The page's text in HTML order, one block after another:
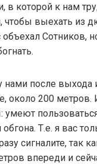
в которой к нам
чтобы выехать из
Сотников,
нами после
около 200 метров.
умеют
Т.е. я вас
сигналите, так
впереди и